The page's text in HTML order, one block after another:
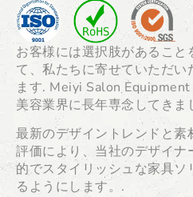
お客様には選択肢があること
て、私たちに寄せていただ
ます. Meiyi Salon
美容業界に長年専念してきま
最新のデザイントレンドと素
評価により、当社のデザイ
的でスタイリッシュな家具ソ
るようにします。.